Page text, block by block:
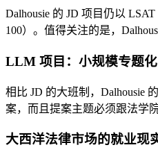
Dalhousie 的 JD 项目仍以
100）。值得关注的是，
LLM 项目：小规模专题
相比 JD 的大班制，Dalhousie
案，而且提案主题必须跟法学
大西洋法律市场的就业现